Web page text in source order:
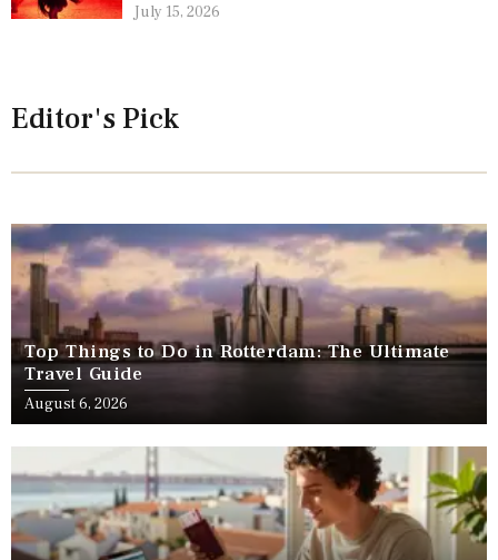
July 15, 2026
Editor's Pick
Top Things to Do in Rotterdam: The Ultimate
Travel Guide
August 6, 2026